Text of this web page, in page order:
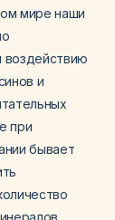
мире наши
воздействию
и
при
бывает